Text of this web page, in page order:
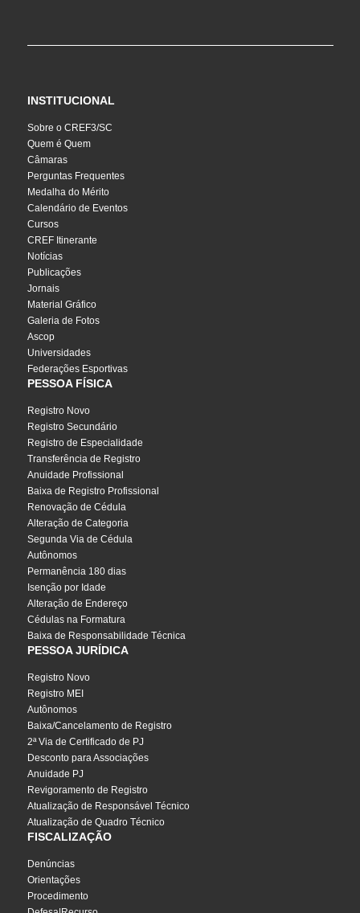
INSTITUCIONAL
Sobre o CREF3/SC
Quem é Quem
Câmaras
Perguntas Frequentes
Medalha do Mérito
Calendário de Eventos
Cursos
CREF Itinerante
Notícias
Publicações
Jornais
Material Gráfico
Galeria de Fotos
Ascop
Universidades
Federações Esportivas
PESSOA FÍSICA
Registro Novo
Registro Secundário
Registro de Especialidade
Transferência de Registro
Anuidade Profissional
Baixa de Registro Profissional
Renovação de Cédula
Alteração de Categoria
Segunda Via de Cédula
Autônomos
Permanência 180 dias
Isenção por Idade
Alteração de Endereço
Cédulas na Formatura
Baixa de Responsabilidade Técnica
PESSOA JURÍDICA
Registro Novo
Registro MEI
Autônomos
Baixa/Cancelamento de Registro
2ª Via de Certificado de PJ
Desconto para Associações
Anuidade PJ
Revigoramento de Registro
Atualização de Responsável Técnico
Atualização de Quadro Técnico
FISCALIZAÇÃO
Denúncias
Orientações
Procedimento